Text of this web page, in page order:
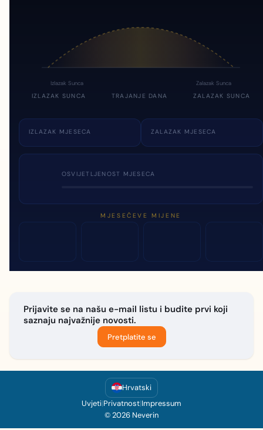
Izlazak Sunca Zalazak Sunca
IZLAZAK SUNCA TRAJANJE DANA ZALAZAK SUNCA
IZLAZAK MJESECA ZALAZAK MJESECA
OSVIJETLJENOST MJESECA
MJESEČEVE MIJENE
Prijavite se na našu e-mail listu i budite prvi koji
saznaju najvažnije novosti.
Pretplatite se
Hrvatski
Uvjeti|Privatnost|Impressum
© 2026 Neverin